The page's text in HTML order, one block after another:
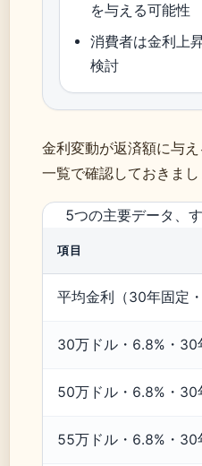
を与える可能性
消費者は金利上
検討
金利変動が返済額に与え
一覧で確認しておきまし
5つの主要データ、
項目
平均金利（30年固定
30万ドル・6.8%・30
50万ドル・6.8%・30
55万ドル・6.8%・30